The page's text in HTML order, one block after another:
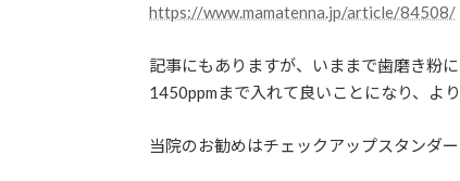
https://www.mamatenna.jp/article/84508/
記事にもありますが、いままで歯磨き粉
1450ppmまで入れて良いことになり、よ
当院のお勧めはチェックアップスタンダー